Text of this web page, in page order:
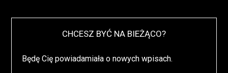
CHCESZ BYĆ NA BIEŻĄCO?
Będę Cię powiadamiała o nowych wpisach.